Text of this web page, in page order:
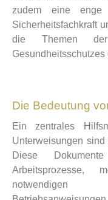
zudem eine enge
Sicherheitsfachkraft
die Themen
Die Bedeutung
Ein zentrales
Unterweisungen
Diese
Arbeitsprozesse,
notwendigen